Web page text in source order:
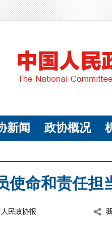
新闻 政协概况
使命和责任担
民政协报